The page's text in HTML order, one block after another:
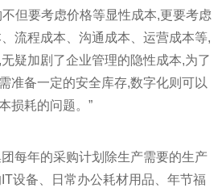
但要考虑价格等显性成本,更要考虑
流程成本、沟通成本、运营成本等,
疑加剧了企业管理的隐性成本,为了
准备一定的安全库存,数字化则可以
损耗的问题。”
每年的采购计划除生产需要的生产
设备、日常办公耗材用品、年节福